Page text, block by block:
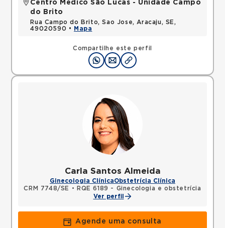
Compartilhe este perfil
Centro Médico São Lucas - Unidade Campo
do Brito
Rua Campo do Brito, Sao Jose, Aracaju, SE,
49020590 •
Mapa
Carla Santos Almeida
Ginecologia ClínicaObstetrícia Clínica
CRM 7748/SE
•
RQE 6189 - Ginecologia e obstetrícia
Ver perfil
Agende uma consulta